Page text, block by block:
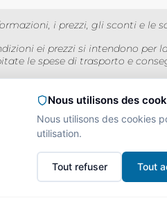
i prezzi, gli sconti e le
ei prezzi si intendono per
le spese di trasporto e
I prezzi sono
Interdiction de
La preuve de
Nous utilisons des
Nous utilisons des cookies
utilisation.
Tout refuser Tout